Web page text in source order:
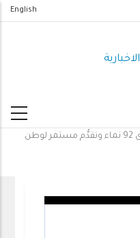
English
الاخبارية
في الذكرى 92 نماء وتقدُّم مستمر لوطن